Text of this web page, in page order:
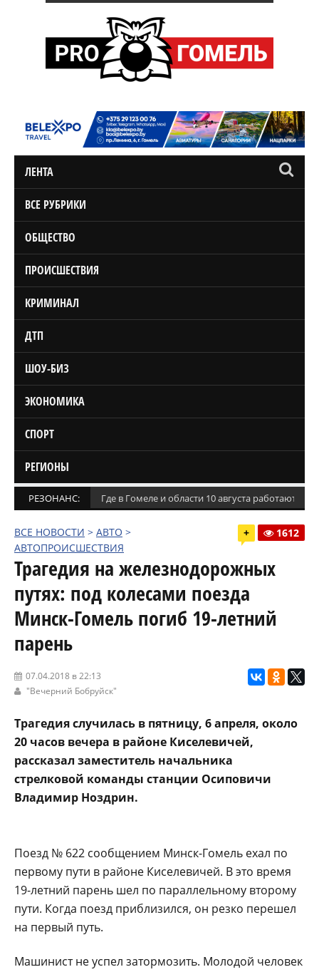
ЛЕНТА
ВСЕ РУБРИКИ
ОБЩЕСТВО
ПРОИСШЕСТВИЯ
КРИМИНАЛ
ДТП
ШОУ-БИЗ
ЭКОНОМИКА
СПОРТ
РЕГИОНЫ
РЕЗОНАНС: Где в Гомеле и области 10 августа работают
ВСЕ НОВОСТИ > АВТО >
АВТОПРОИСШЕСТВИЯ
+ 1612
Трагедия на железнодорожных
путях: под колесами поезда
Минск-Гомель погиб 19-летний
парень
07.04.2018 в 22:13
"Вечерний Бобруйск"
Трагедия случилась в пятницу, 6 апреля, около
20 часов вечера в районе Киселевичей,
рассказал заместитель начальника
стрелковой команды станции Осиповичи
Владимир Ноздрин.
Поезд № 622 сообщением Минск-Гомель ехал по
первому пути в районе Киселевичей. В это время
19-летний парень шел по параллельному второму
пути. Когда поезд приблизился, он резко перешел
на первый путь.
Машинист не успел затормозить. Молодой человек